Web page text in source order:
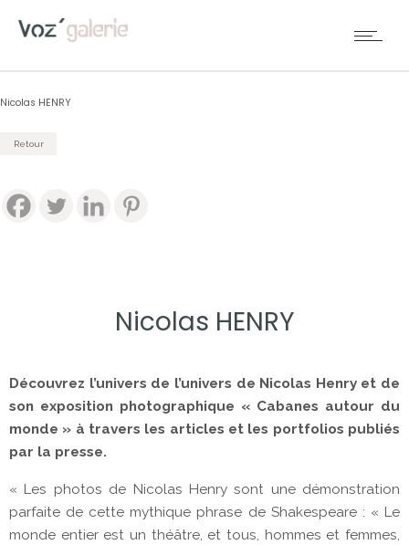
Nicolas HENRY
Retour
Nicolas HENRY
Découvrez l’univers de l’univers de Nicolas Henry et de
son exposition photographique « Cabanes autour du
monde » à travers les articles et les portfolios publiés
par la presse.
« Les photos de Nicolas Henry sont une démonstration
parfaite de cette mythique phrase de Shakespeare : « Le
monde entier est un théâtre, et tous, hommes et femmes,